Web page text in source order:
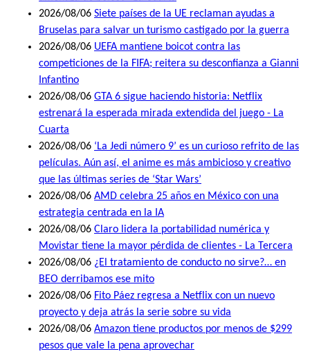
2026/08/06 Siete países de la UE reclaman ayudas a
Bruselas para salvar un turismo castigado por la guerra
2026/08/06 UEFA mantiene boicot contra las
competiciones de la FIFA; reitera su desconfianza a Gianni
Infantino
2026/08/06 GTA 6 sigue haciendo historia: Netflix
estrenará la esperada mirada extendida del juego - La
Cuarta
2026/08/06 ‘La Jedi número 9’ es un curioso refrito de las
películas. Aún así, el anime es más ambicioso y creativo
que las últimas series de ‘Star Wars’
2026/08/06 AMD celebra 25 años en México con una
estrategia centrada en la IA
2026/08/06 Claro lidera la portabilidad numérica y
Movistar tiene la mayor pérdida de clientes - La Tercera
2026/08/06 ¿El tratamiento de conducto no sirve?… en
BEO derribamos ese mito
2026/08/06 Fito Páez regresa a Netflix con un nuevo
proyecto y deja atrás la serie sobre su vida
2026/08/06 Amazon tiene productos por menos de $299
pesos que vale la pena aprovechar